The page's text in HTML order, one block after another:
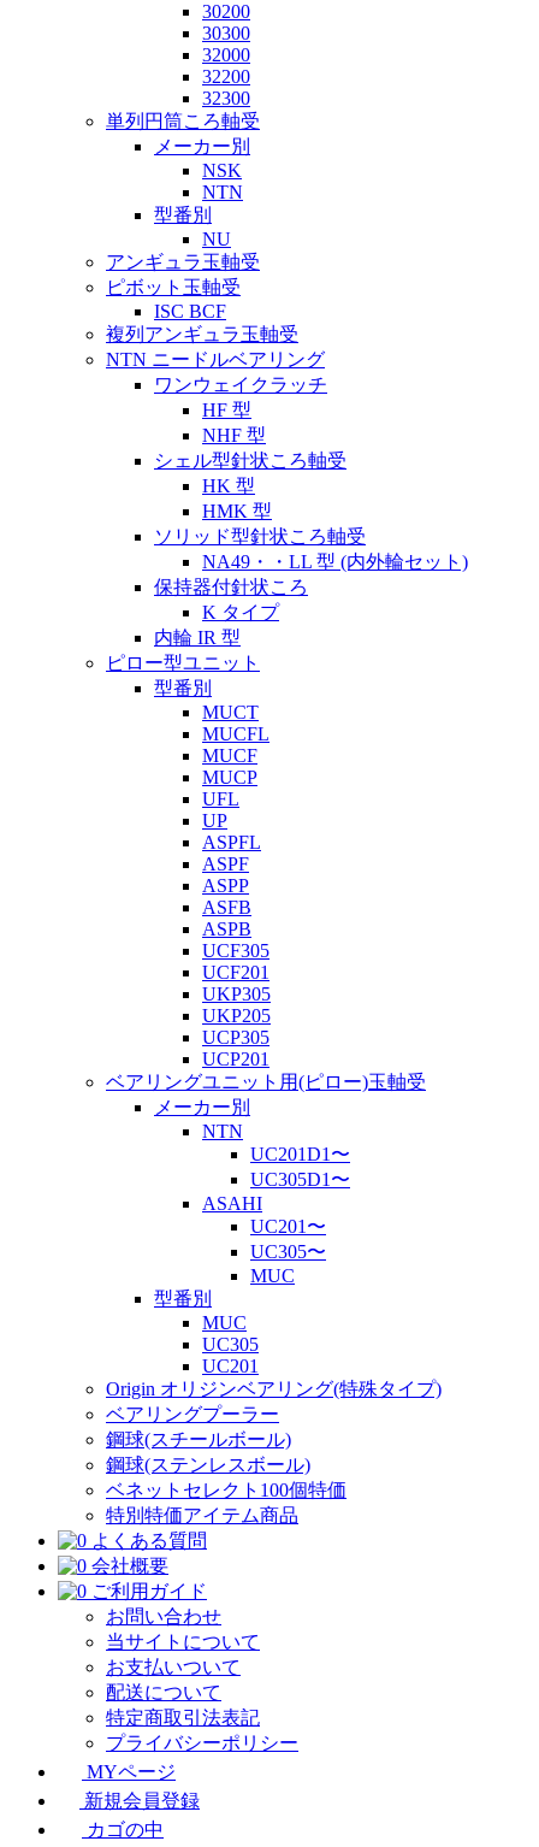
30200
30300
32000
32200
32300
単列円筒ころ軸受
メーカー別
NSK
NTN
型番別
NU
アンギュラ玉軸受
ピボット玉軸受
ISC BCF
複列アンギュラ玉軸受
NTN ニードルベアリング
ワンウェイクラッチ
HF 型
NHF 型
シェル型針状ころ軸受
HK 型
HMK 型
ソリッド型針状ころ軸受
NA49・・LL 型 (内外輪セット)
保持器付針状ころ
K タイプ
内輪 IR 型
ピロー型ユニット
型番別
MUCT
MUCFL
MUCF
MUCP
UFL
UP
ASPFL
ASPF
ASPP
ASFB
ASPB
UCF305
UCF201
UKP305
UKP205
UCP305
UCP201
ベアリングユニット用(ピロー)玉軸受
メーカー別
NTN
UC201D1〜
UC305D1〜
ASAHI
UC201〜
UC305〜
MUC
型番別
MUC
UC305
UC201
Origin オリジンベアリング(特殊タイプ)
ベアリングプーラー
鋼球(スチールボール)
鋼球(ステンレスボール)
ベネットセレクト100個特価
特別特価アイテム商品
よくある質問
会社概要
ご利用ガイド
お問い合わせ
当サイトについて
お支払いついて
配送について
特定商取引法表記
プライバシーポリシー
MYページ
新規会員登録
カゴの中